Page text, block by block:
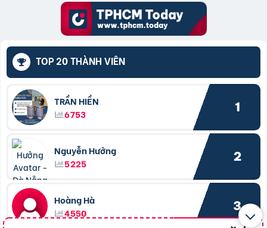
TOP 20 THÀNH VIÊN
TRẦN HIỀN
6753
1
Nguyễn Hưởng
5225
2
Hoàng Hà
4550
3